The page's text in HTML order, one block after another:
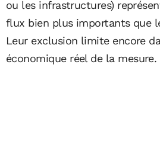
ou les infrastructures)
flux bien plus importants que
Leur exclusion limite encore
économique réel de la mesure.